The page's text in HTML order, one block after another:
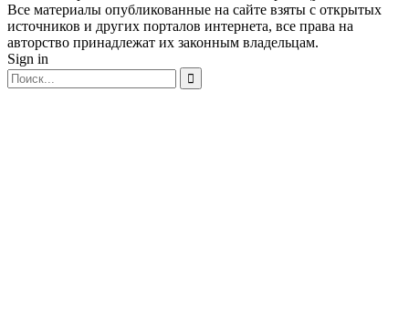
Все материалы опубликованные на сайте взяты с открытых
источников и других порталов интернета, все права на
авторство принадлежат их законным владельцам.
Sign in